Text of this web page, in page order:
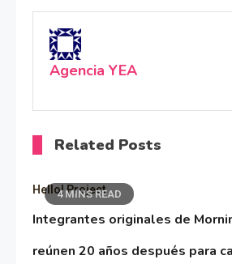
Agencia YEA
Related Posts
4 MINS READ
Hello! Project
Integrantes originales de
reúnen 20 años después para